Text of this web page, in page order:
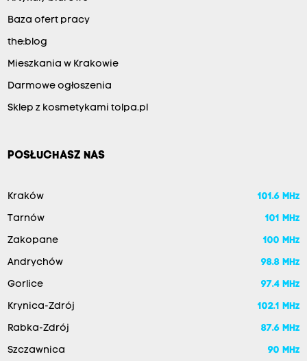
Baza ofert pracy
the:blog
Mieszkania w Krakowie
Darmowe ogłoszenia
Sklep z kosmetykami tolpa.pl
POSŁUCHASZ NAS
Kraków 101.6 MHz
Tarnów 101 MHz
Zakopane 100 MHz
Andrychów 98.8 MHz
Gorlice 97.4 MHz
Krynica-Zdrój 102.1 MHz
Rabka-Zdrój 87.6 MHz
Szczawnica 90 MHz